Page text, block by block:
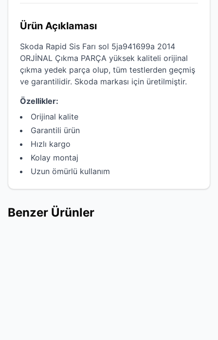
Ürün Açıklaması
Skoda Rapid Sis Farı sol 5ja941699a 2014
ORJİNAL Çıkma PARÇA yüksek kaliteli orijinal
çıkma yedek parça olup, tüm testlerden geçmiş
ve garantilidir. Skoda markası için üretilmiştir.
Özellikler:
Orijinal kalite
Garantili ürün
Hızlı kargo
Kolay montaj
Uzun ömürlü kullanım
Benzer Ürünler